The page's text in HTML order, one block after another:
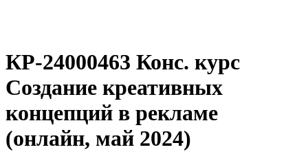
КР-24000463 Конс. курс
Создание креативных
концепций в рекламе
(онлайн, май 2024)